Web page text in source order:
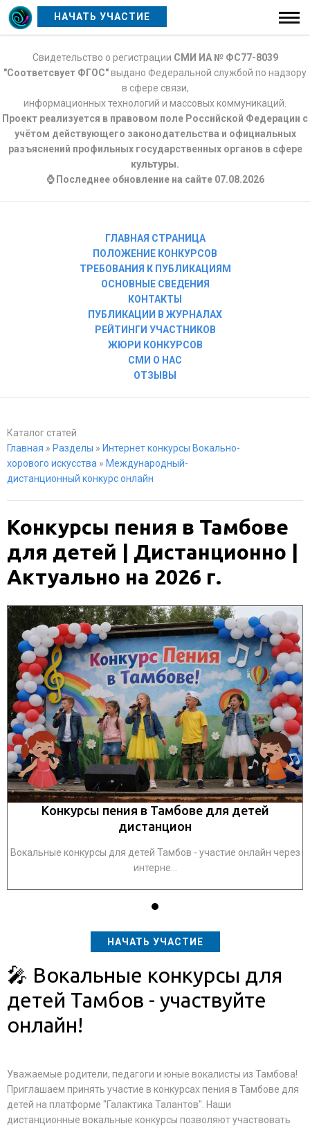
НАЧАТЬ УЧАСТИЕ
Свидетельство о регистрации СМИ ИА № ФС77-8039
"Соответсвует ФГОС"выдано Федеральной службой по надзору
в сфере связи,
информационных технологий и массовых коммуникаций.
Проект реализуется в правовом поле Российской Федерации с
учётом действующего законодательства и официальных
разъяснений профильных государственных органов в сфере
культуры.
⌚ Последнее обновление на сайте 07.08.2026
ГЛАВНАЯ СТРАНИЦА
ПОЛОЖЕНИЕ КОНКУРСОВ
ТРЕБОВАНИЯ К ПУБЛИКАЦИЯМ
ОСНОВНЫЕ СВЕДЕНИЯ
КОНТАКТЫ
ПУБЛИКАЦИИ В ЖУРНАЛАХ
РЕЙТИНГИ УЧАСТНИКОВ
ЖЮРИ КОНКУРСОВ
СМИ О НАС
ОТЗЫВЫ
Каталог статей
Главная » Разделы » Интернет конкурсы Вокально-
хорового искусства » Международный-
дистанционный конкурс онлайн
Конкурсы пения в Тамбове
для детей | Дистанционно |
Актуально на 2026 г.
Конкурсы пения в Тамбове для детей
дистанцион
Вокальные конкурсы для детей Тамбов - участие онлайн через
интерне...
НАЧАТЬ УЧАСТИЕ
🎤 Вокальные конкурсы для
детей Тамбов - участвуйте
онлайн!
Уважаемые родители, педагоги и юные вокалисты из Тамбова!
Приглашаем принять участие в конкурсах пения в Тамбове для
детей на платформе "Галактика Талантов". Наши
дистанционные вокальные конкурсы позволяют участвовать